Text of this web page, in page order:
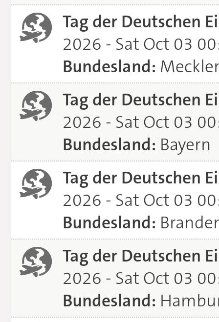
Tag der Deutschen
2026 - Sat Oct 03
Bundesland:
Tag der Deutschen
2026 - Sat Oct 03
Bundesland: Bayern
Tag der Deutschen
2026 - Sat Oct 03
Bundesland:
Tag der Deutschen
2026 - Sat Oct 03
Bundesland: